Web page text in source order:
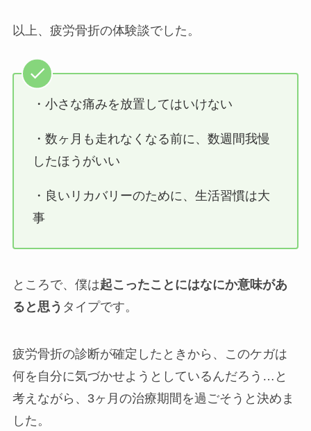
以上、疲労骨折の体験談でした。
・小さな痛みを放置してはいけない
・数ヶ月も走れなくなる前に、数週間我慢
したほうがいい
・良いリカバリーのために、生活習慣は大
事
ところで、僕は起こったことにはなにか意味があ
ると思う タイプです。
疲労骨折の診断が確定したときから、このケガは
何を自分に気づかせようとしているんだろう…と
考えながら、3ヶ月の治療期間を過ごそうと決めま
した。